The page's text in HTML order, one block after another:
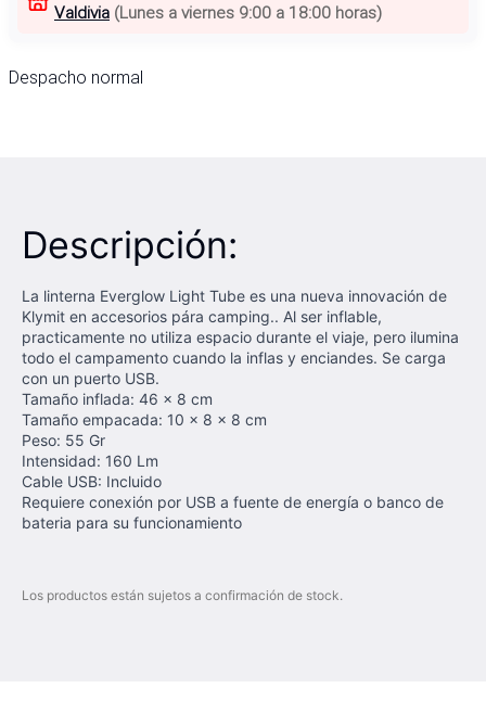
Valdivia (Lunes a viernes 9:00 a 18:00 horas)
Despacho normal
Descripción:
La linterna Everglow Light Tube es una nueva innovación de
Klymit en accesorios pára camping.. Al ser inflable,
practicamente no utiliza espacio durante el viaje, pero ilumina
todo el campamento cuando la inflas y enciandes. Se carga
con un puerto USB.
Tamaño inflada: 46 x 8 cm
Tamaño empacada: 10 x 8 x 8 cm
Peso: 55 Gr
Intensidad: 160 Lm
Cable USB: Incluido
Requiere conexión por USB a fuente de energía o banco de
bateria para su funcionamiento
Los productos están sujetos a confirmación de stock.